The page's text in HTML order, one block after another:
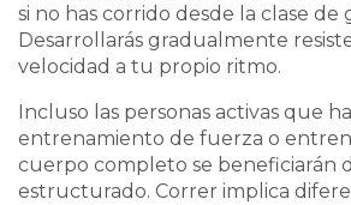
si no has corrido desde la clase de
Desarrollarás gradualmente
velocidad a tu propio ritmo.
Incluso las personas activas que
entrenamiento de fuerza o
cuerpo completo se beneficiarán
estructurado. Correr implica